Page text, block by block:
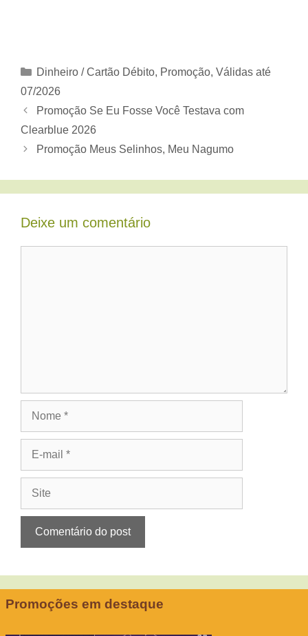
Categorias
Dinheiro / Cartão Débito, Promoção, Válidas até
07/2026
Promoção Se Eu Fosse Você Testava com
Clearblue 2026
Promoção Meus Selinhos, Meu Nagumo
Deixe um comentário
Promoções em destaque